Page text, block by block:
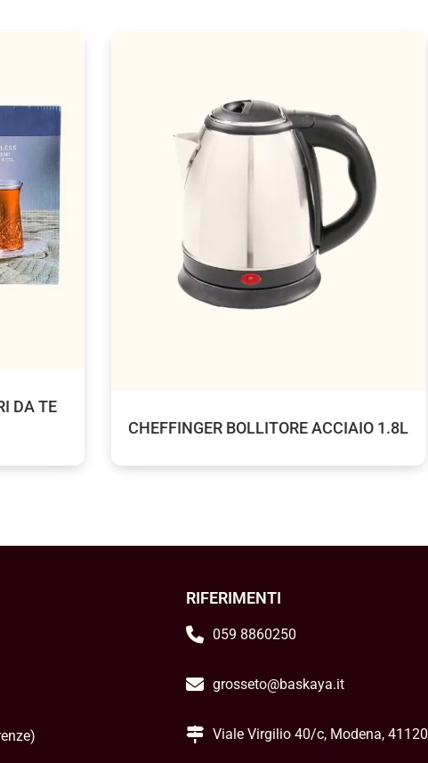
DA TE
CHEFFINGER BOLLITORE ACCIAIO 1.8L
)
RIFERIMENTI
059 8860250
grosseto@baskaya.it
Viale Virgilio 40/c, Modena, 41120